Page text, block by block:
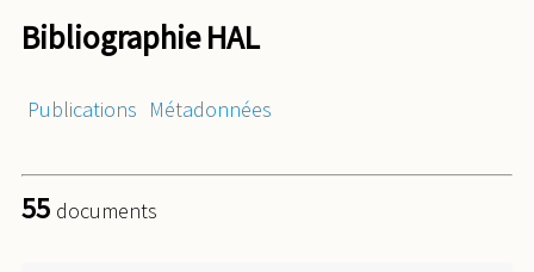
Bibliographie HAL
Publications Métadonnées
55 documents